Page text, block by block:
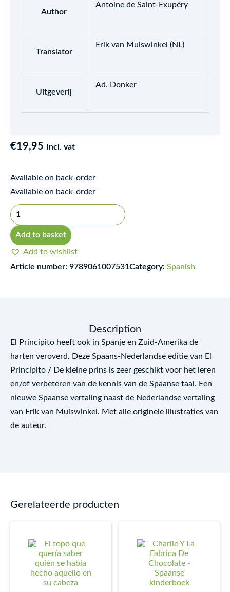
Author
Antoine de Saint-Exupéry
Translator
Erik van Muiswinkel (NL)
Uitgeverij
Ad. Donker
€19,95 Incl. vat
Available on back-order
Available on back-order
El
Principito
/
De
Kleine
quantity
Add to basket
Add to wishlist
Article number: 9789061007531Category: Spanish
Description
El Principito heeft ook in Spanje en Zuid-Amerika de
harten veroverd. Deze Spaans-Nederlandse editie van El
Principito / De kleine prins is zeer geschikt voor het leren
en/of verbeteren van de kennis van de Spaanse taal. Een
nieuwe Spaanse vertaling naast de Nederlandse vertaling
van Erik van Muiswinkel. Met alle originele illustraties van
de auteur.
Gerelateerde producten